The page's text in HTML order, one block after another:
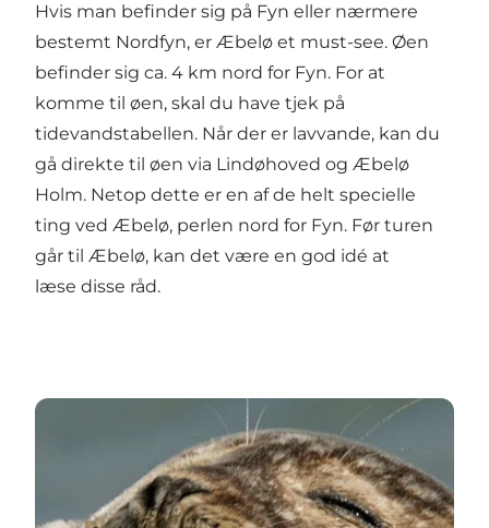
Hvis man befinder sig på Fyn eller nærmere
bestemt Nordfyn, er Æbelø et must-see. Øen
befinder sig ca. 4 km nord for Fyn. For at
komme til øen, skal du have tjek på
tidevandstabellen. Når der er lavvande, kan du
gå direkte til øen via Lindøhoved og Æbelø
Holm. Netop dette er en af de helt specielle
ting ved Æbelø, perlen nord for Fyn. Før turen
går til Æbelø, kan det være en god idé at
læse disse råd.